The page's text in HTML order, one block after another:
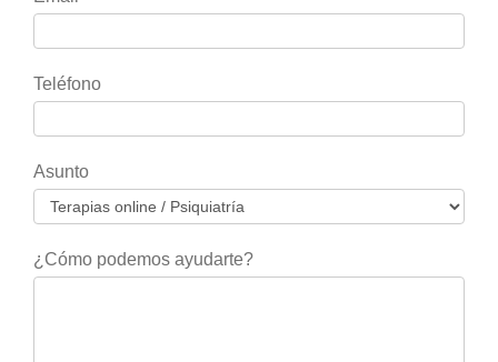
este
blanco.
Teléfono
Asunto
¿Cómo podemos ayudarte?